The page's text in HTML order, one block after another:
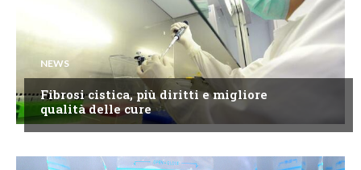
NEWS
Fibrosi cistica, più diritti e migliore
qualità delle cure